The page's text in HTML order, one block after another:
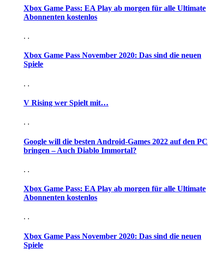
Xbox Game Pass: EA Play ab morgen für alle Ultimate
Abonnenten kostenlos
. .
Xbox Game Pass November 2020: Das sind die neuen
Spiele
. .
V Rising wer Spielt mit…
. .
Google will die besten Android-Games 2022 auf den PC
bringen – Auch Diablo Immortal?
. .
Xbox Game Pass: EA Play ab morgen für alle Ultimate
Abonnenten kostenlos
. .
Xbox Game Pass November 2020: Das sind die neuen
Spiele